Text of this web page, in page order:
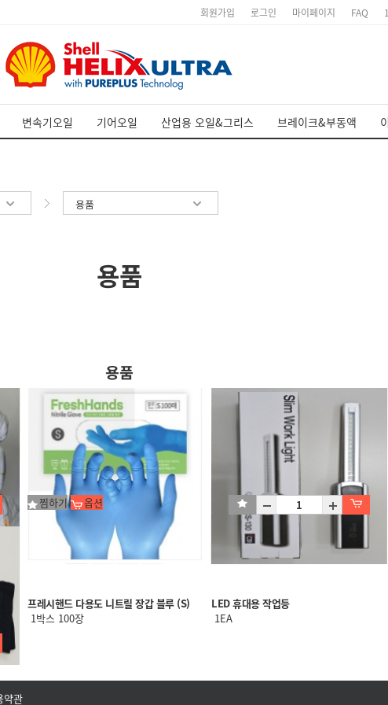
회원가입 로그인 마이페이지 FAQ
변속기오일 기어오일 산업용 오일&그리스 브레이크&부동액
용품
용품
용품
프레시핸드 다용도 니트릴 장갑 블루 (S)
1박스 100장
찜하기 옵션
LED 휴대용 작업등
1EA
약관